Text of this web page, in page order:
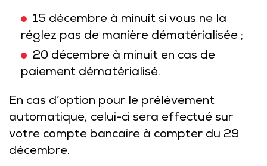
15 décembre à minuit si vous ne la
réglez pas de manière dématérialisée ;
20 décembre à minuit en cas de
paiement dématérialisé.
En cas d’option pour le prélèvement
automatique, celui-ci sera effectué sur
votre compte bancaire à compter du 29
décembre.